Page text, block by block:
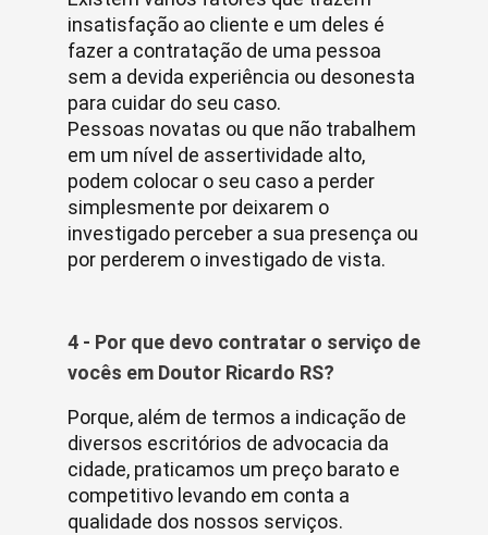
insatisfação ao cliente e um deles é
fazer a contratação de uma pessoa
sem a devida experiência ou desonesta
para cuidar do seu caso.
Pessoas novatas ou que não trabalhem
em um nível de assertividade alto,
podem colocar o seu caso a perder
simplesmente por deixarem o
investigado perceber a sua presença ou
por perderem o investigado de vista.
4 - Por que devo contratar o serviço de
vocês em Doutor Ricardo RS?
Porque, além de termos a indicação de
diversos escritórios de advocacia da
cidade, praticamos um preço barato e
competitivo levando em conta a
qualidade dos nossos serviços.